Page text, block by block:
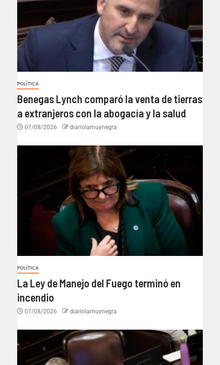
POLÍTICA
Benegas Lynch comparó la venta de tierras
a extranjeros con la abogacía y la salud
07/08/2026 diariolamuynegra
POLÍTICA
La Ley de Manejo del Fuego terminó en
incendio
07/08/2026 diariolamuynegra